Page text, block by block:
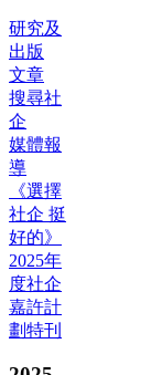
研究及
出版
文章
搜尋社
企
媒體報
導
《選擇
社企 挺
好的》
2025年
度社企
嘉許計
劃特刊